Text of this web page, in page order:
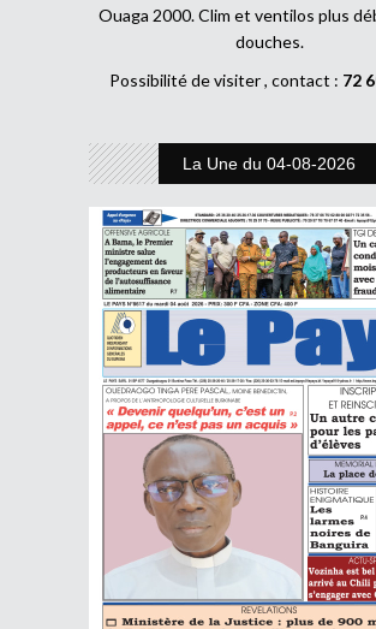
Ouaga 2000. Clim et ventilos plus
douches.
Possibilité de visiter , contact : 72
La Une du 04-08-2026